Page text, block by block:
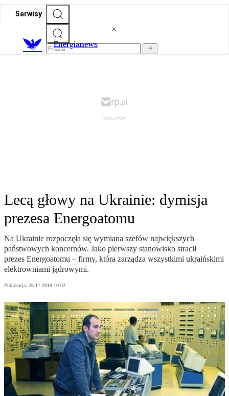
Serwisy
Energianews
Lecą głowy na Ukrainie: dymisja
prezesa Energoatomu
Na Ukrainie rozpoczęła się wymiana szefów największych
państwowych koncernów. Jako pierwszy stanowisko stracił
prezes Energoatomu – firmy, która zarządza wszystkimi ukraińskimi
elektrowniami jądrowymi.
Publikacja: 28.11.2019 10:02